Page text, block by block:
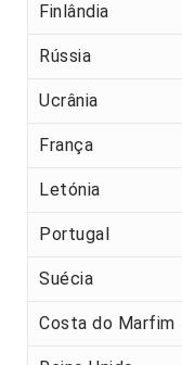
Finlândia
Rússia
Ucrânia
França
Letónia
Portugal
Suécia
Costa do Marfim